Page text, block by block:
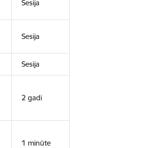
Sesija
Sesija
Sesija
2 gadi
1 minūte